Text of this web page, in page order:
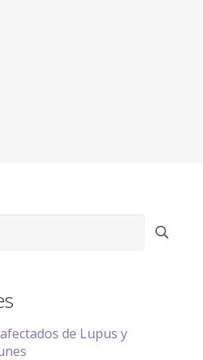
de Lupus y